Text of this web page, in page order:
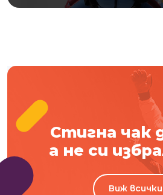
Стигна чак
а не си
Виж всички